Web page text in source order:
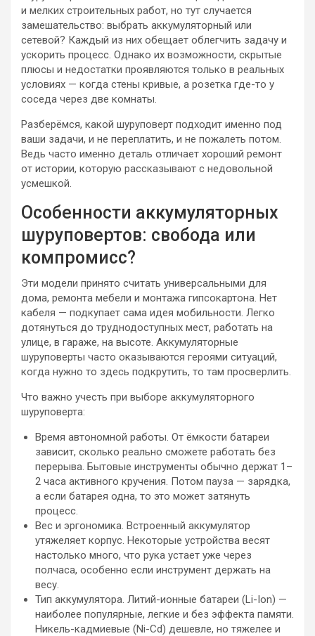
и мелких строительных работ, но тут случается
замешательство: выбрать аккумуляторный или
сетевой? Каждый из них обещает облегчить задачу и
ускорить процесс. Однако их возможности, скрытые
плюсы и недостатки проявляются только в реальных
условиях — когда стены кривые, а розетка где-то у
соседа через две комнаты.
Разберёмся, какой шуруповерт подходит именно под
ваши задачи, и не переплатить, и не пожалеть потом.
Ведь часто именно деталь отличает хороший ремонт
от истории, которую рассказывают с недовольной
усмешкой.
Особенности аккумуляторных
шуруповертов: свобода или
компромисс?
Эти модели принято считать универсальными для
дома, ремонта мебели и монтажа гипсокартона. Нет
кабеля — подкупает сама идея мобильности. Легко
дотянуться до труднодоступных мест, работать на
улице, в гараже, на высоте. Аккумуляторные
шуруповерты часто оказываются героями ситуаций,
когда нужно то здесь подкрутить, то там просверлить.
Что важно учесть при выборе аккумуляторного
шуруповерта:
Время автономной работы. От ёмкости батареи
зависит, сколько реально сможете работать без
перерыва. Бытовые инструменты обычно держат 1–
2 часа активного кручения. Потом пауза — зарядка,
а если батарея одна, то это может затянуть
процесс.
Вес и эргономика. Встроенный аккумулятор
утяжеляет корпус. Некоторые устройства весят
настолько много, что рука устает уже через
полчаса, особенно если инструмент держать на
весу.
Тип аккумулятора. Литий-ионные батареи (Li-Ion) —
наиболее популярные, легкие и без эффекта памяти.
Никель-кадмиевые (Ni-Cd) дешевле, но тяжелее и